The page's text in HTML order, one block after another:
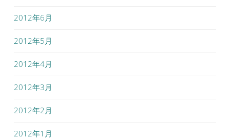
2012年6月
2012年5月
2012年4月
2012年3月
2012年2月
2012年1月